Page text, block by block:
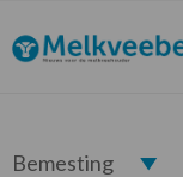
de
hoofdnavigatie
de
hoofd
de
eerste
de
voettekst
Melkveebedrijf.nl
Bemesting